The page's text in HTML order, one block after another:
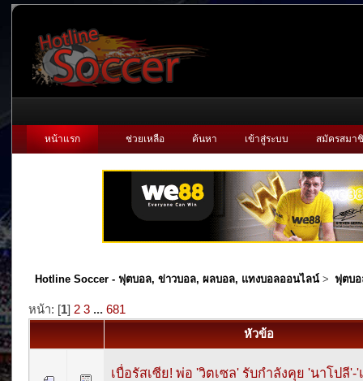
หน้าแรก ช่วยเหลือ ค้นหา เข้าสู่ระบบ สมัครสมา
Hotline Soccer - ฟุตบอล, ข่าวบอล, ผลบอล, แทงบอลออนไลน์ > ฟุตบอ
หน้า: [1] 2 3 ... 681
หัวข้อ
เบื่อรัสเซีย! พ่อ 'วิตเซล' รับกำลังคุย 'นาโปลี'-'